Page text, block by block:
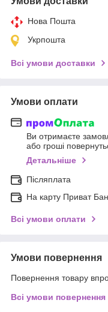
Нова Пошта
Укрпошта
Всі умови доставки
Умови оплати
Ви отримаєте
або гроші
Детальніше
Післяплата
На карту Приват
Всі умови оплати
Умови повернення
Повернення товару
Всі умови повернення